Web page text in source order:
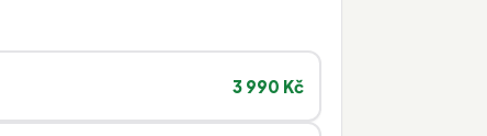
3 990 Kč